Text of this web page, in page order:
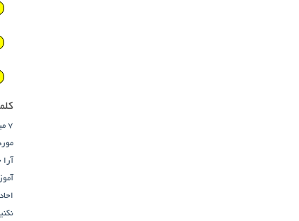
7 میوه مفید برای زنان باردار